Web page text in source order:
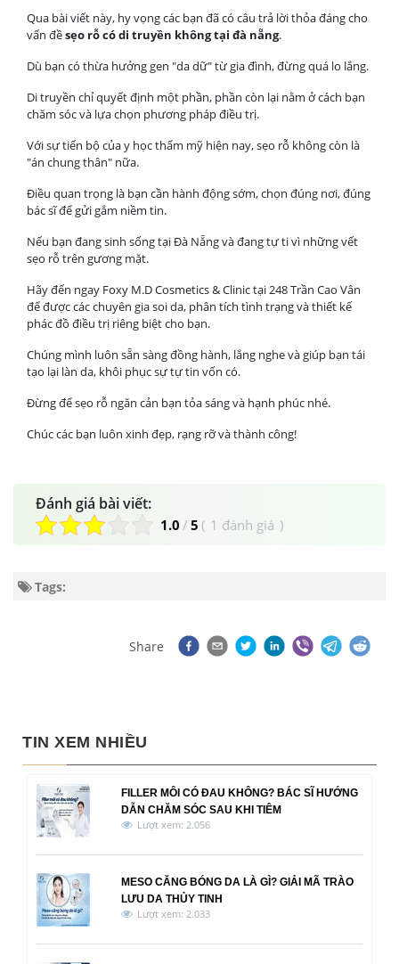
Qua bài viết này, hy vọng các bạn đã có câu trả lời thỏa đáng cho
vấn đềsẹo rỗ có di truyền không tại đà nẵng.
Dù bạn có thừa hưởng gen "da dữ" từ gia đình, đừng quá lo lắng.
Di truyền chỉ quyết định một phần, phần còn lại nằm ở cách bạn
chăm sóc và lựa chọn phương pháp điều trị.
Với sự tiến bộ của y học thẩm mỹ hiện nay, sẹo rỗ không còn là
"án chung thân" nữa.
Điều quan trọng là bạn cần hành động sớm, chọn đúng nơi, đúng
bác sĩ để gửi gắm niềm tin.
Nếu bạn đang sinh sống tại Đà Nẵng và đang tự ti vì những vết
sẹo rỗ trên gương mặt.
Hãy đến ngay Foxy M.D Cosmetics & Clinic tại 248 Trần Cao Vân
để được các chuyên gia soi da, phân tích tình trạng và thiết kế
phác đồ điều trị riêng biệt cho bạn.
Chúng mình luôn sẵn sàng đồng hành, lắng nghe và giúp bạn tái
tạo lại làn da, khôi phục sự tự tin vốn có.
Đừng để sẹo rỗ ngăn cản bạn tỏa sáng và hạnh phúc nhé.
Chúc các bạn luôn xinh đẹp, rạng rỡ và thành công!
Đánh giá bài viết:
1.0 / 5 ( 1 đánh giá )
Tags:
Share
TIN XEM NHIỀU
FILLER MÔI CÓ ĐAU KHÔNG? BÁC SĨ HƯỚNG
DẪN CHĂM SÓC SAU KHI TIÊM
Lượt xem: 2.056
MESO CĂNG BÓNG DA LÀ GÌ? GIẢI MÃ TRÀO
LƯU DA THỦY TINH
Lượt xem: 2.033